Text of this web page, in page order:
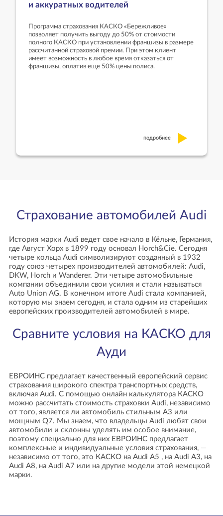
и аккуратных водителей
Программа страхования КАСКО «Бережливое»
позволяет получить выгоду до 50% от стоимости
полного КАСКО при установлении франшизы в размере
рассчитанной страховой премии. При этом клиент
имеет возможность в любое время отказаться от
франшизы, оплатив еще 50% цены полиса.
подробнее
Страхование автомобилей Audi
История марки Audi ведет свое начало в Кёльне, Германия,
где Август Хорх в 1899 году основал Horch&Cie. Сегодня
четыре кольца Audi символизируют созданный в 1932
году союз четырех производителей автомобилей: Audi,
DKW, Horch и Wanderer. Эти четыре автомобильные
компании объединили свои усилия и стали называться
Auto Union AG. В конечном итоге Audi стала компанией,
которую мы знаем сегодня, и стала одним из старейших
европейских производителей автомобилей в мире.
Сравните условия на КАСКО для
Ауди
ЕВРОИНС предлагает качественный европейский сервис
страхования широкого спектра транспортных средств,
включая Audi. С помощью онлайн калькулятора КАСКО
можно рассчитать стоимость страховки Audi, независимо
от того, является ли автомобиль стильным A3 или
мощным Q7. Мы знаем, что владельцы Audi любят свои
автомобили и склонны уделять им особое внимание,
поэтому специально для них ЕВРОИНС предлагает
комплексные и индивидуальные условия страхования, —
независимо от того, это КАСКО на Audi A5 , на Audi A3, на
Audi A8, на Audi A7 или на другие модели этой немецкой
марки.